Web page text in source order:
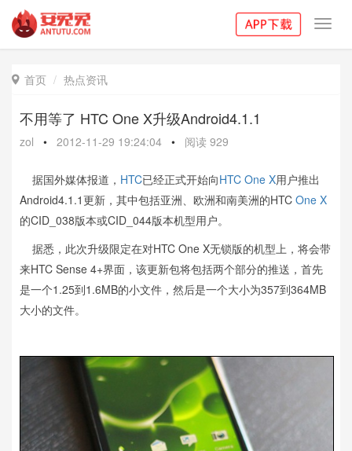
 首页 热点资讯
不用等了 HTC One X升级Android4.1.1
zol • 2012-11-29 19:24:04 • 阅读 929
据国外媒体报道， HTC已经正式开始向HTC One X用户推出
Android4.1.1更新，其中包括亚洲、欧洲和南美洲的HTC One X
的CID_038版本或CID_044版本机型用户。
据悉，此次升级限定在对HTC One X无锁版的机型上，将会带
来HTC Sense 4+界面，该更新包将包括两个部分的推送，首先
是一个1.25到1.6MB的小文件，然后是一个大小为357到364MB
大小的文件。